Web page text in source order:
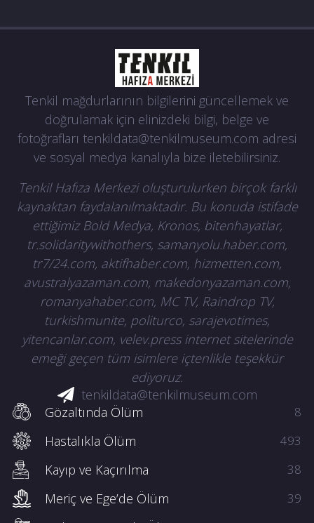
Tenkil mağdurlarının bilgilerini güncellemek ve
doğrulamak için elinizdeki bilgi, belge ve
fotoğrafları tenkildata@tenkilmuseum.com adresi
ve sosyal medya kanalıyla bize iletebilirsiniz.
Tenkil Hafıza Merkezi oluşturulurken birçok farklı
kaynaktan faydalanılmaktadır. Bu konuda istifade
ettiğimiz Bold Medya, Kronos, bitenhayatlar,
tr.solidaritywithothers, samanyolu.haber.com,
tr7/24.com, aktifhaber.com, hizmetten.com,
avustralyazaman.com, makedonyazaman.com,
romanyahaber.com, MC TV, Raindrop TV,
turkishmunite, politurco, sarajevotimes,
yitencanlar.com, velev.press internet sitelerinde
emeği geçen tüm isimlere içtenlikle teşekkür
ediyoruz.
tenkildata@tenkilmuseum.com
Gözaltında Ölüm
8
Hastalıkla Ölüm 493
Kayıp ve Kaçırılma 38
Meriç ve Ege’de Ölüm 39